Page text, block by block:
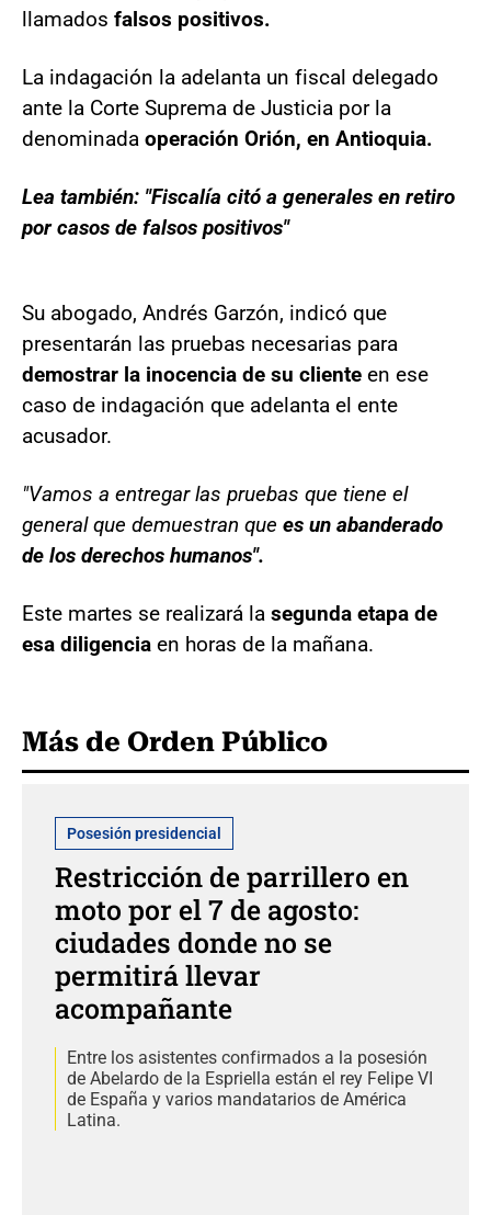
llamados falsos positivos.
La indagación la adelanta un fiscal delegado
ante la Corte Suprema de Justicia por la
denominada operación Orión, en Antioquia.
Lea también: "Fiscalía citó a generales en retiro
por casos de falsos positivos"
Su abogado, Andrés Garzón, indicó que
presentarán las pruebas necesarias para
demostrar la inocencia de su cliente en ese
caso de indagación que adelanta el ente
acusador.
"Vamos a entregar las pruebas que tiene el
general que demuestran que es un abanderado
de los derechos humanos".
Este martes se realizará la segunda etapa de
esa diligencia en horas de la mañana.
Más de Orden Público
Posesión presidencial
Restricción de parrillero en
moto por el 7 de agosto:
ciudades donde no se
permitirá llevar
acompañante
Entre los asistentes confirmados a la posesión
de Abelardo de la Espriella están el rey Felipe VI
de España y varios mandatarios de América
Latina.